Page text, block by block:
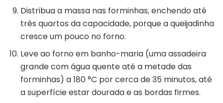
Distribua a massa nas forminhas, enchendo até
três quartos da capacidade, porque a queijadinha
cresce um pouco no forno.
Leve ao forno em banho-maria (uma assadeira
grande com água quente até a metade das
forminhas) a 180 °C por cerca de 35 minutos, até
a superfície estar dourada e as bordas firmes.